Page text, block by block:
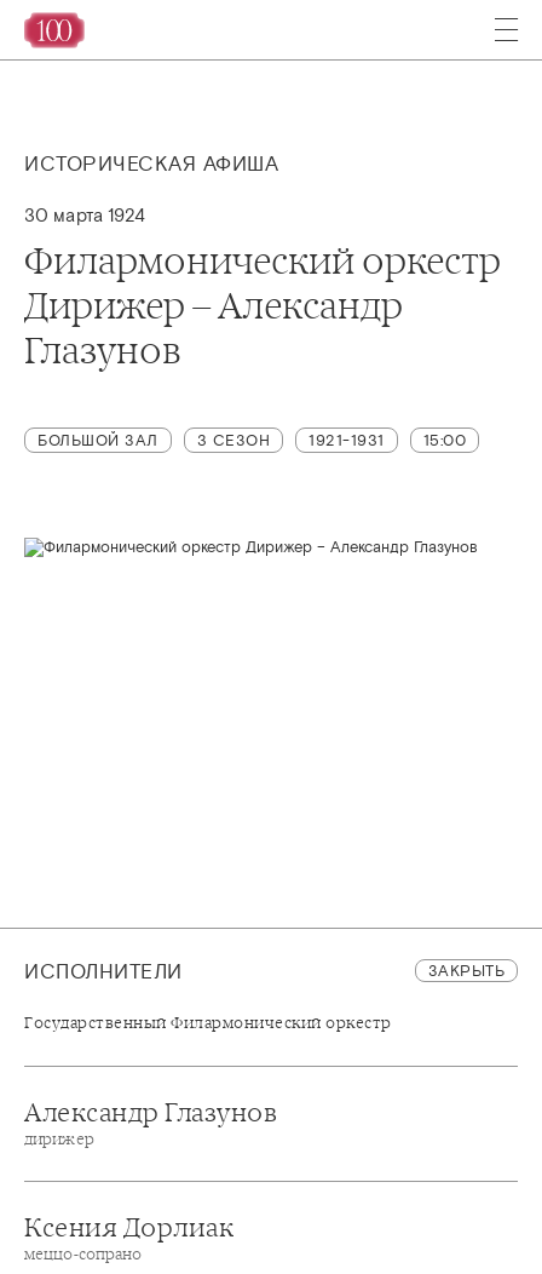
ИСТОРИЧЕСКАЯ АФИША
30 марта 1924
Филармонический оркестр
Дирижер – Александр
Глазунов
БОЛЬШОЙ ЗАЛ 3 СЕЗОН 1921-1931 15:00
ИСПОЛНИТЕЛИ ЗАКРЫТЬ
Государственный Филармонический оркестр
Александр Глазунов
дирижер
Ксения Дорлиак
меццо-сопрано